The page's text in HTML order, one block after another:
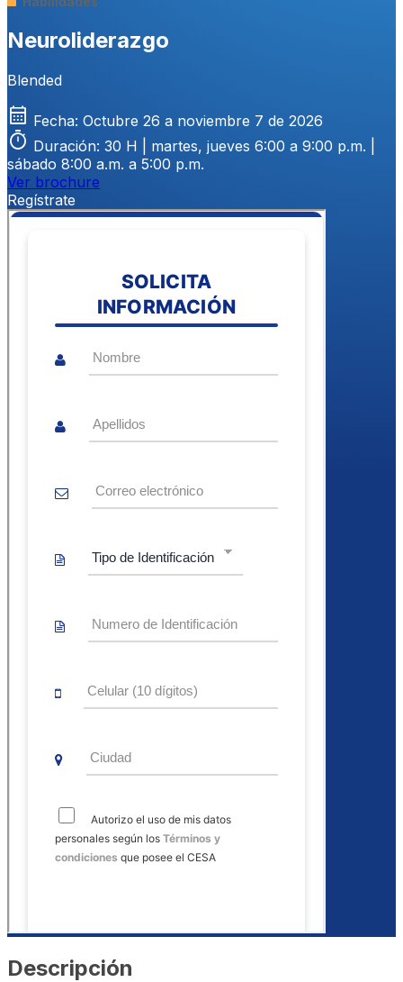
Neuroliderazgo
Blended
calendar_month Fecha: Octubre 26 a noviembre 7 de 2026
timer Duración: 30 H | martes, jueves 6:00 a 9:00 p.m. |
sábado 8:00 a.m. a 5:00 p.m.
Ver brochure
Regístrate
Descripción